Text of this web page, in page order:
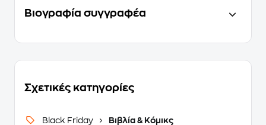
Βιογραφία συγγραφέα
Σχετικές κατηγορίες
Black Friday Βιβλία & Κόμικς